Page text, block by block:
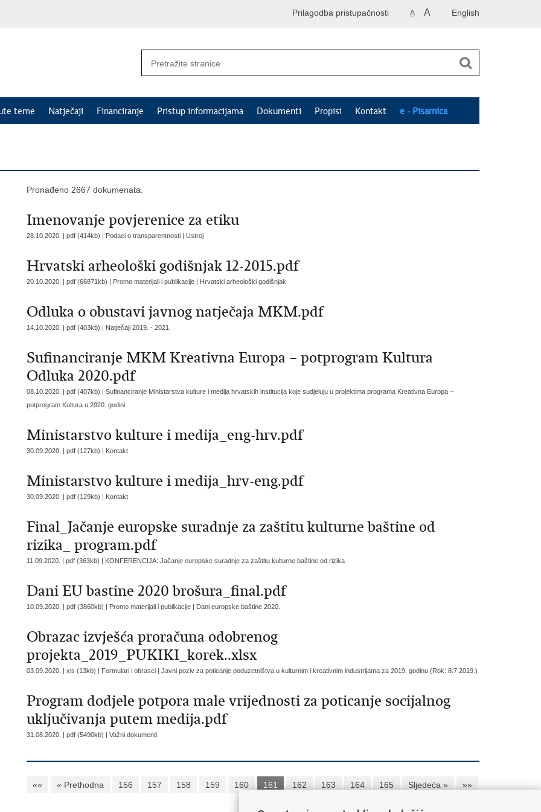
English
A A
Prilagodba pristupačnosti
teme Natječaji Financiranje Pristup informacijama Dokumenti Propisi Kontakt e - Pisarnica
Pronađeno 2667 dokumenata.
Imenovanje povjerenice za etiku
28.10.2020. | pdf (414kb) | Podaci o transparentnosti | Ustroj
Hrvatski arheološki godišnjak 12-2015.pdf
20.10.2020. | pdf (66871kb) | Promo materijali i publikacije | Hrvatski arheološki godišnjak
Odluka o obustavi javnog natječaja MKM.pdf
14.10.2020. | pdf (403kb) | Natječaji 2019. - 2021.
Sufinanciranje MKM Kreativna Europa – potprogram Kultura
Odluka 2020.pdf
08.10.2020. | pdf (407kb) | Sufinanciranje Ministarstva kulture i medija hrvatskih institucija koje sudjeluju u projektima programa Kreativna Europa –
potprogram Kultura u 2020. godini
Ministarstvo kulture i medija_eng-hrv.pdf
30.09.2020. | pdf (127kb) | Kontakt
Ministarstvo kulture i medija_hrv-eng.pdf
30.09.2020. | pdf (129kb) | Kontakt
Final_Jačanje europske suradnje za zaštitu kulturne baštine od
rizika_ program.pdf
11.09.2020. | pdf (363kb) | KONFERENCIJA: Jačanje europske suradnje za zaštitu kulturne baštine od rizika
Dani EU bastine 2020 brošura_final.pdf
10.09.2020. | pdf (3860kb) | Promo materijali i publikacije | Dani europske baštine 2020.
Obrazac izvješća proračuna odobrenog
projekta_2019_PUKIKI_korek..xlsx
03.09.2020. | xls (13kb) | Formulari i obrasci | Javni poziv za poticanje poduzetništva u kulturnim i kreativnim industrijama za 2019. godinu (Rok: 8.7.2019.)
Program dodjele potpora male vrijednosti za poticanje socijalnog
uključivanja putem medija.pdf
31.08.2020. | pdf (5490kb) | Važni dokumenti
«« « Prethodna 156 157 158 159 160 161 162 163 164 165 Sljedeća » »»